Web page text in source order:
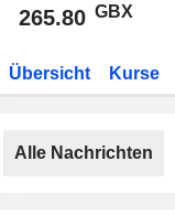
265.80 GBX
Übersicht Kurse
Alle Nachrichten